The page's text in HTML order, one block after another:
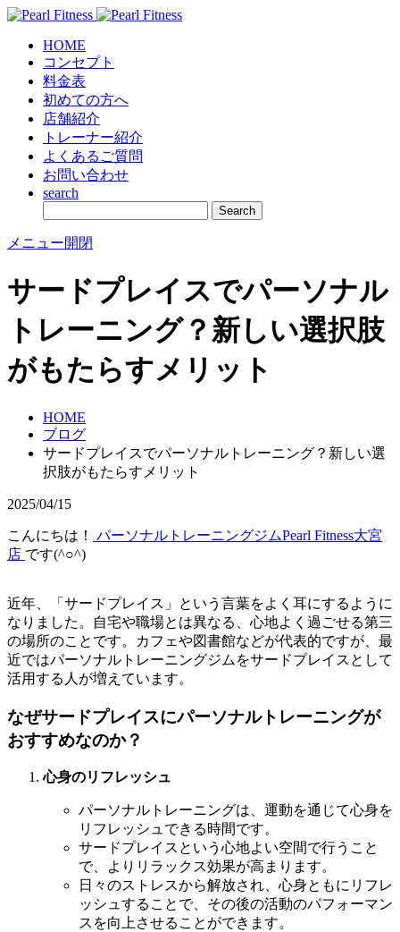
HOME
コンセプト
料金表
初めての方へ
店舗紹介
トレーナー紹介
よくあるご質問
お問い合わせ
search
メニュー開閉
サードプレイスでパーソナル
トレーニング？新しい選択肢
がもたらすメリット
HOME
ブログ
サードプレイスでパーソナルトレーニング？新しい選
択肢がもたらすメリット
2025/04/15
こんにちは！
パーソナルトレーニングジムPearl Fitness大宮
店 です(^○^)
近年、「サードプレイス」という言葉をよく耳にするように
なりました。自宅や職場とは異なる、心地よく過ごせる第三
の場所のことです。カフェや図書館などが代表的ですが、最
近ではパーソナルトレーニングジムをサードプレイスとして
活用する人が増えています。
なぜサードプレイスにパーソナルトレーニングが
おすすめなのか？
心身のリフレッシュ
パーソナルトレーニングは、運動を通じて心身を
リフレッシュできる時間です。
サードプレイスという心地よい空間で行うこと
で、よりリラックス効果が高まります。
日々のストレスから解放され、心身ともにリフレ
ッシュすることで、その後の活動のパフォーマン
スを向上させることができます。